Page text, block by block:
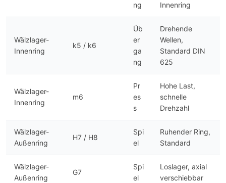
ng
Innenring
Wälzlager-
Innenring
k5 / k6
Üb
er
ga
ng
Drehende
Wellen,
Standard DIN
625
Wälzlager-
Innenring
m6
Pr
es
s
Hohe Last,
schnelle
Drehzahl
Wälzlager-
Außenring
H7 / H8
Spi
el
Ruhender Ring,
Standard
Wälzlager-
Außenring
G7
Spi
el
Loslager, axial
verschiebbar